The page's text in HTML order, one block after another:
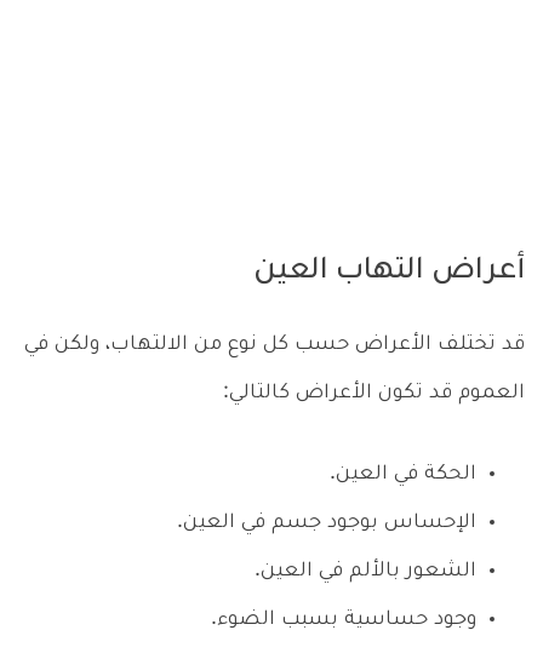
أعراض التهاب العين
قد تختلف الأعراض حسب كل نوع من الالتهاب، ولكن في
العموم قد تكون الأعراض كالتالي:
الحكة في العين.
الإحساس بوجود جسم في العين.
الشعور بالألم في العين.
وجود حساسية بسبب الضوء.